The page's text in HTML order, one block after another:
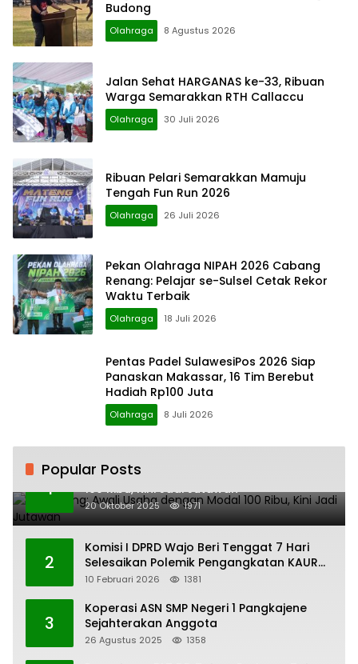
Budong
Olahraga 8 Agustus 2026
Jalan Sehat HARGANAS ke-33, Ribuan
Warga Semarakkan RTH Callaccu
Olahraga 30 Juli 2026
Ribuan Pelari Semarakkan Mamuju
Tengah Fun Run 2026
Olahraga 26 Juli 2026
Pekan Olahraga NIPAH 2026 Cabang
Renang: Pelajar se-Sulsel Cetak Rekor
Waktu Terbaik
Olahraga 18 Juli 2026
Pentas Padel SulawesiPos 2026 Siap
Panaskan Makassar, 16 Tim Berebut
Hadiah Rp100 Juta
Olahraga 8 Juli 2026
Popular Posts
1
H. Ampang: Awali Usaha dengan Modal
100 Ribu, Kini Jadi Jutawan
20 Oktober 2025 1971
2
Komisi I DPRD Wajo Beri Tenggat 7 Hari
Selesaikan Polemik Pengangkatan KAUR
Keuangan Desa Bau-Bau
10 Februari 2026 1381
3
Koperasi ASN SMP Negeri 1 Pangkajene
Sejahterakan Anggota
26 Agustus 2025 1358